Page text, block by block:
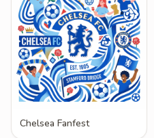
Chelsea Fanfest